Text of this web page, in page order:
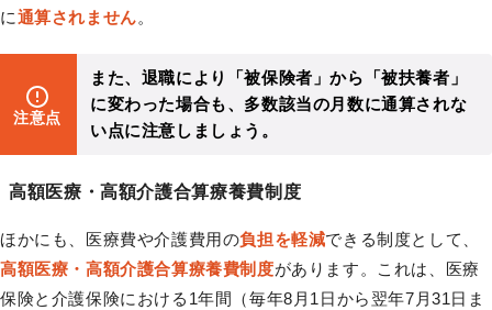
に通算されません。
注意点
また、退職により「被保険者」から「被扶養者」
に変わった場合も、多数該当の月数に通算されな
い点に注意しましょう。
高額医療・高額介護合算療養費制度
ほかにも、医療費や介護費用の負担を軽減できる制度として、
高額医療・高額介護合算療養費制度があります。これは、医療
保険と介護保険における1年間（毎年8月1日から翌年7月31日ま